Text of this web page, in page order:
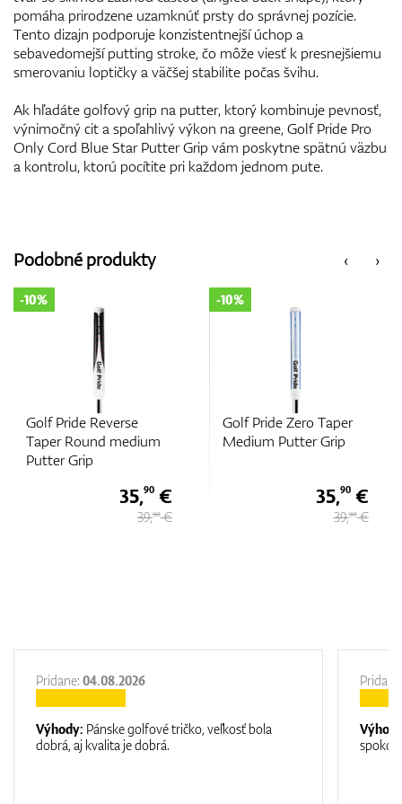
pomáha prirodzene uzamknúť prsty do správnej pozície.
Tento dizajn podporuje konzistentnejší úchop a
sebavedomejší putting stroke, čo môže viesť k presnejšiemu
smerovaniu loptičky a väčšej stabilite počas švihu.
Ak hľadáte golfový grip na putter, ktorý kombinuje pevnosť,
výnimočný cit a spoľahlivý výkon na greene, Golf Pride Pro
Only Cord Blue Star Putter Grip vám poskytne spätnú väzbu
a kontrolu, ktorú pocítite pri každom jednom pute.
‹
Podobné produkty ›
Golf Pride Zero Taper
Medium Putter Grip
35,
39,
Golf Pride Pro Only
Cord Blue Star Putter
35,
Pridane: 04.08.2026
Výhody: Pánske golfové tričko, veľkosť bola
dobrá, aj kvalita je dobrá.